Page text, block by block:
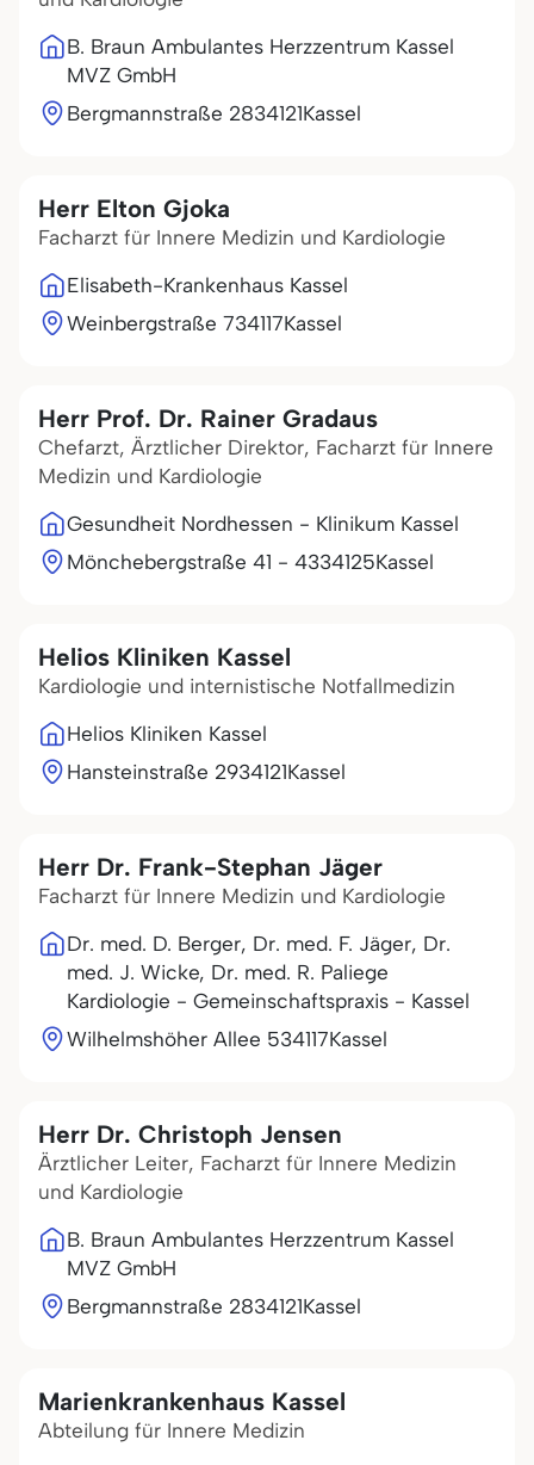
B. Braun Ambulantes Herzzentrum Kassel
MVZ GmbH
Bergmannstraße 2834121Kassel
Herr Elton Gjoka
Facharzt für Innere Medizin und Kardiologie
Elisabeth-Krankenhaus Kassel
Weinbergstraße 734117Kassel
Herr Prof. Dr. Rainer Gradaus
Chefarzt, Ärztlicher Direktor, Facharzt für Innere
Medizin und Kardiologie
Gesundheit Nordhessen - Klinikum Kassel
Mönchebergstraße 41 - 4334125Kassel
Helios Kliniken Kassel
Kardiologie und internistische Notfallmedizin
Helios Kliniken Kassel
Hansteinstraße 2934121Kassel
Herr Dr. Frank-Stephan Jäger
Facharzt für Innere Medizin und Kardiologie
Dr. med. D. Berger, Dr. med. F. Jäger, Dr.
med. J. Wicke, Dr. med. R. Paliege
Kardiologie - Gemeinschaftspraxis - Kassel
Wilhelmshöher Allee 534117Kassel
Herr Dr. Christoph Jensen
Ärztlicher Leiter, Facharzt für Innere Medizin
und Kardiologie
B. Braun Ambulantes Herzzentrum Kassel
MVZ GmbH
Bergmannstraße 2834121Kassel
Marienkrankenhaus Kassel
Abteilung für Innere Medizin